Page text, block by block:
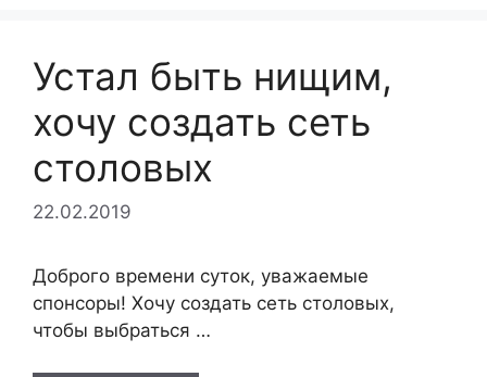
Устал быть нищим,
хочу создать сеть
столовых
22.02.2019
Доброго времени суток, уважаемые
спонсоры! Хочу создать сеть столовых,
чтобы выбраться …